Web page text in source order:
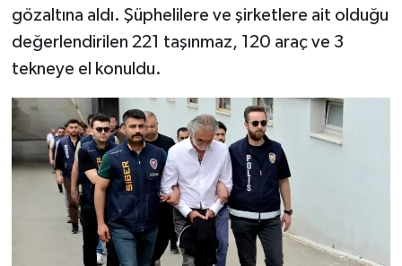
gözaltına aldı. Şüphelilere ve şirketlere ait olduğu
değerlendirilen 221 taşınmaz, 120 araç ve 3
tekneye el konuldu.